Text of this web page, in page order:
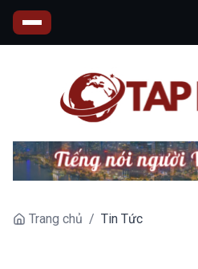
Trang chủ / Tin Tức